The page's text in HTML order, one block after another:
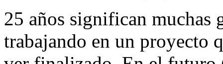
25 años significan muchas
trabajando en un proyecto